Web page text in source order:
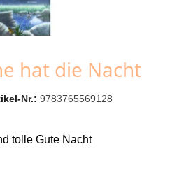
hat die Nacht
Nr. 9783765569128
tolle Gute Nacht